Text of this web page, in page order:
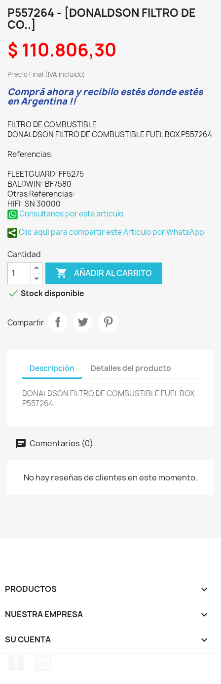
P557264 - [DONALDSON FILTRO DE
CO..]
$ 110.806,30
Precio Final (IVA incluido)
Comprá ahora y recibilo estés donde estés
en Argentina !!
FILTRO DE COMBUSTIBLE
DONALDSON FILTRO DE COMBUSTIBLE FUEL BOX P557264
Referencias:
FLEETGUARD: FF5275
BALDWIN: BF7580
Otras Referencias:
HIFI: SN 30000
Consultanos por este articulo
Clic aquí para compartir este Articulo por WhatsApp
Cantidad
 AÑADIR AL CARRITO
 Stock disponible
Compartir
Descripción Detalles del producto
DONALDSON FILTRO DE COMBUSTIBLE FUEL BOX
P557264
Comentarios (0)
No hay reseñas de clientes en este momento.
PRODUCTOS 
NUESTRA EMPRESA 
SU CUENTA 